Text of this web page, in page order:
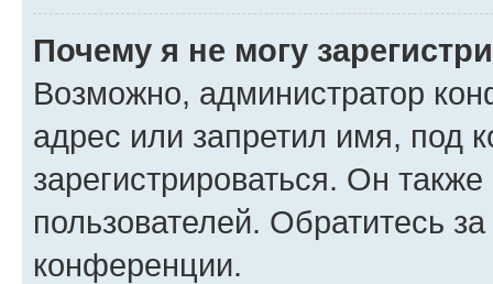
Почему я не могу
Возможно, администратор
адрес или запретил имя, под
зарегистрироваться. Он
пользователей. Обратитесь
конференции.